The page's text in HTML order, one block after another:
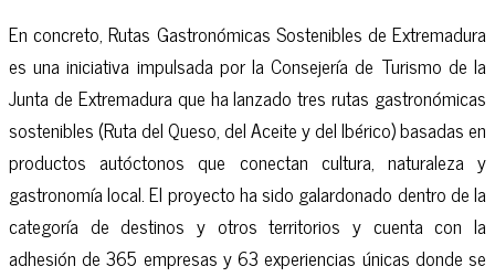
En concreto, Rutas Gastronómicas Sostenibles de Extremadura
es una iniciativa impulsada por la Consejería de Turismo de la
Junta de Extremadura que ha lanzado tres rutas gastronómicas
sostenibles (Ruta del Queso, del Aceite y del Ibérico) basadas en
productos autóctonos que conectan cultura, naturaleza y
gastronomía local. El proyecto ha sido galardonado dentro de la
categoría de destinos y otros territorios y cuenta con la
adhesión de 365 empresas y 63 experiencias únicas donde se